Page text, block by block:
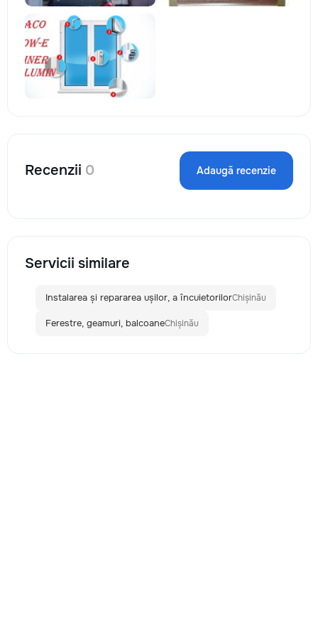
Recenzii 0 Adaugă recenzie
Servicii similare
Instalarea și repararea ușilor, a încuietorilorChișinău
Ferestre, geamuri, balcoaneChișinău